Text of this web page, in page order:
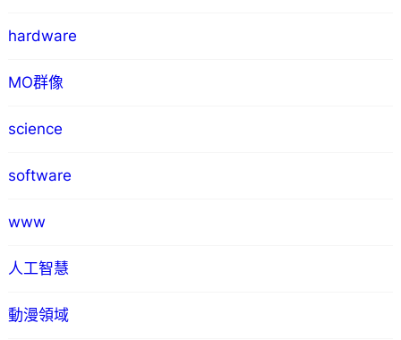
hardware
MO群像
science
software
www
人工智慧
動漫領域